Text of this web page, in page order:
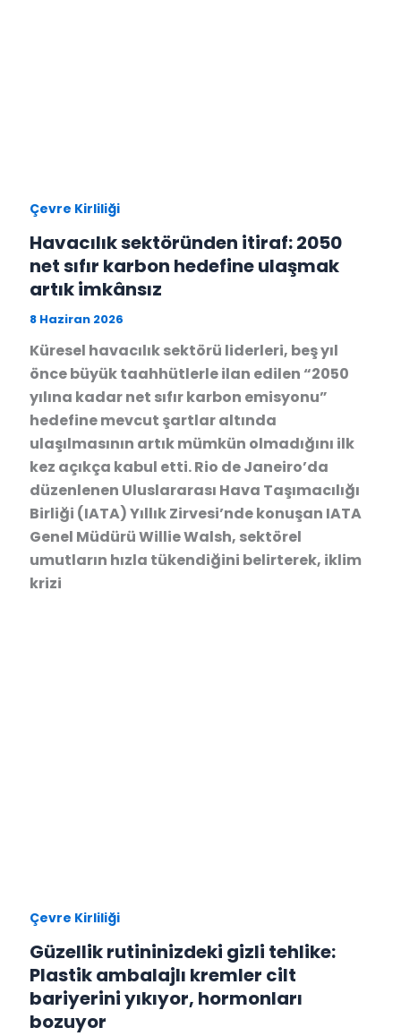
Çevre Kirliliği
Havacılık sektöründen itiraf: 2050
net sıfır karbon hedefine ulaşmak
artık imkânsız
8 Haziran 2026
Küresel havacılık sektörü liderleri, beş yıl
önce büyük taahhütlerle ilan edilen “2050
yılına kadar net sıfır karbon emisyonu”
hedefine mevcut şartlar altında
ulaşılmasının artık mümkün olmadığını ilk
kez açıkça kabul etti. Rio de Janeiro’da
düzenlenen Uluslararası Hava Taşımacılığı
Birliği (IATA) Yıllık Zirvesi’nde konuşan IATA
Genel Müdürü Willie Walsh, sektörel
umutların hızla tükendiğini belirterek, iklim
krizi
Çevre Kirliliği
Güzellik rutininizdeki gizli tehlike:
Plastik ambalajlı kremler cilt
bariyerini yıkıyor, hormonları
bozuyor